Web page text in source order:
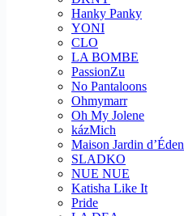
Hanky Panky
YONI
CLO
LA BOMBE
PassionZu
No Pantaloons
Ohmymarr
Oh My Jolene
kázMich
Maison Jardin d’Éden
SLADKO
NUE NUE
Katisha Like It
Pride